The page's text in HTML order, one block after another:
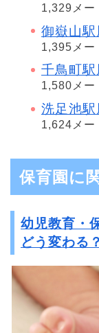
1,329メー
御嶽山駅
1,395メー
千鳥町駅
1,580メー
洗足池駅
1,624メー
保育園に
幼児教育・
どう変わる？